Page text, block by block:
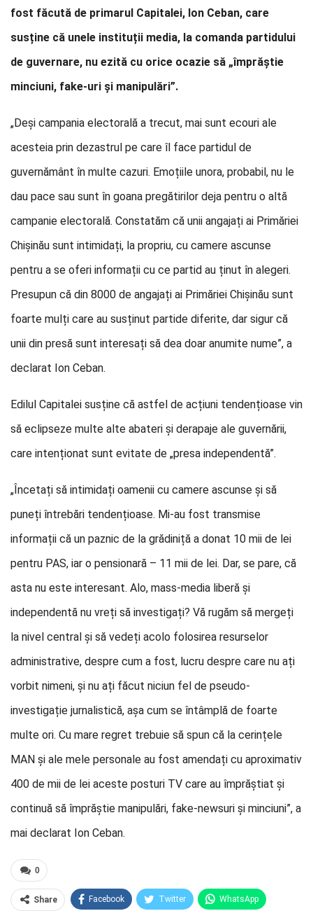
fost făcută de primarul Capitalei, Ion Ceban, care
susține că unele instituții media, la comanda partidului
de guvernare, nu ezită cu orice ocazie să „împrăștie
minciuni, fake-uri și manipulări”.
„Deși campania electorală a trecut, mai sunt ecouri ale
acesteia prin dezastrul pe care îl face partidul de
guvernământ în multe cazuri. Emoțiile unora, probabil, nu le
dau pace sau sunt în goana pregătirilor deja pentru o altă
campanie electorală. Constatăm că unii angajați ai Primăriei
Chișinău sunt intimidați, la propriu, cu camere ascunse
pentru a se oferi informații cu ce partid au ținut în alegeri.
Presupun că din 8000 de angajați ai Primăriei Chișinău sunt
foarte mulți care au susținut partide diferite, dar sigur că
unii din presă sunt interesați să dea doar anumite nume”, a
declarat Ion Ceban.
Edilul Capitalei susține că astfel de acțiuni tendențioase vin
să eclipseze multe alte abateri și derapaje ale guvernării,
care intenționat sunt evitate de „presa independentă”.
„Încetați să intimidați oamenii cu camere ascunse și să
puneți întrebări tendențioase. Mi-au fost transmise
informații că un paznic de la grădiniță a donat 10 mii de lei
pentru PAS, iar o pensionară – 11 mii de lei. Dar, se pare, că
asta nu este interesant. Alo, mass-media liberă și
independentă nu vreți să investigați? Vă rugăm să mergeți
la nivel central și să vedeți acolo folosirea resurselor
administrative, despre cum a fost, lucru despre care nu ați
vorbit nimeni, și nu ați făcut niciun fel de pseudo-
investigație jurnalistică, așa cum se întâmplă de foarte
multe ori. Cu mare regret trebuie să spun că la cerințele
MAN și ale mele personale au fost amendați cu aproximativ
400 de mii de lei aceste posturi TV care au împrăștiat și
continuă să împrăștie manipulări, fake-newsuri și minciuni”, a
mai declarat Ion Ceban.
0
Share Facebook Twitter WhatsApp